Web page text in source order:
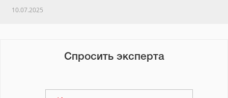
10.07.2025
Спросить эксперта